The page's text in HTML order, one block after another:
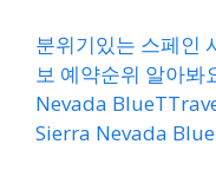
분위기있는 스페인
보 예약순위 알아
Nevada
Sierra Nevada